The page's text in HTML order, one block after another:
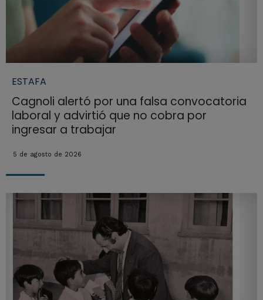
ESTAFA
Cagnoli alertó por una falsa convocatoria
laboral y advirtió que no cobra por
ingresar a trabajar
5 de agosto de 2026